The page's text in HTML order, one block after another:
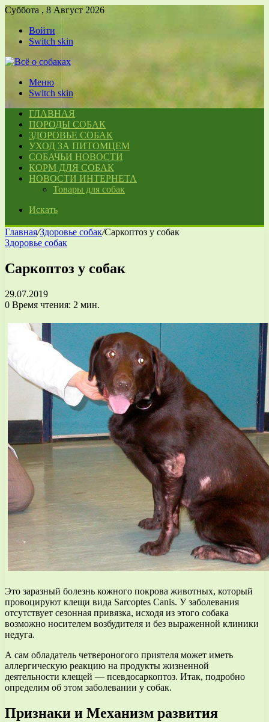
Суббота , 8 Август 2026
Войти
Switch skin
Меню
Switch skin
ГЛАВНАЯ
ПОРОДЫ СОБАК
ЗДОРОВЬЕ СОБАК
УХОД ЗА ПИТОМЦЕМ
СОБАЧЬИ НОВОСТИ
КОРМ ДЛЯ СОБАК
НОВОСТИ ИНТЕРНЕТА
Товары для собак
Искать
Главная/Здоровье собак/Саркоптоз у собак
Здоровье собак
Саркоптоз у собак
29.07.2019
0 Время чтения: 2 мин.
Это заразный болезнь кожного покрова животных, который
провоцируют клещи вида Sarcoptes Canis. У заболевания
отсутствует сезонная привязка, исходя из этого собака
возможно носителем возбудителя и без выраженной клиники
недуга.
А сам обладатель четвероногого приятеля может иметь
аллергическую реакцию на продукты жизненной
деятельности клещей — псевдосаркоптоз. Итак, подробно
определим об этом заболевании у собак.
Признаки и Механизм развития